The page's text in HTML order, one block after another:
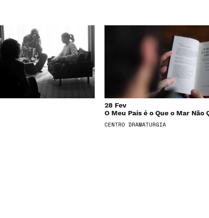
28 Fev
O Meu País é o Que o Mar Não
CENTRO DRAMATURGIA